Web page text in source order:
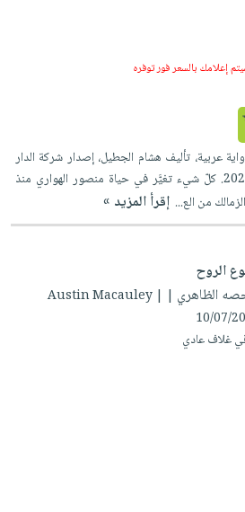
إعلامك بالسعر فور توفره
عربية، تأليف هشام الجطيل، إصدار شركة الدار
العربية للعلوم ناشرون للنشر، 2026. كلّ شيء تغيَّر في حياة منصور الهواري منذ
إقرأ المزيد »
الروح
الظاهري
| Austin Macauley |
10/07/
غلاف عادي